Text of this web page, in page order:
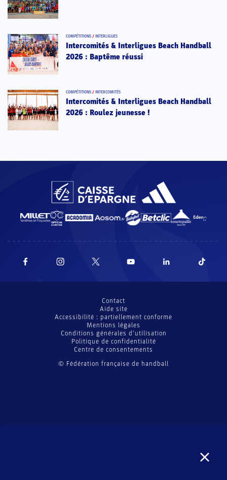
COMPÉTITIONS / INTERLIGUES
Intercomités & Interligues Beach Handball
2026 : Baptême réussi
COMPÉTITIONS / INTERCOMITÉS
Intercomités & Interligues Beach Handball
2026 : Roulez jeunesse !
© Fédération française de handball
Contact
Aide site
Accessibilité : partiellement conforme
Mentions légales
Conditions générales d’utilisation
Politique de confidentialité
Centre de consentements